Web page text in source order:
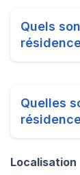
Quels
Quelles
Localisation